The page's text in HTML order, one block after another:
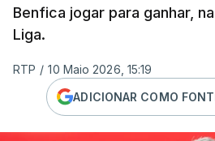
Benfica jogar para ganhar,
Liga.
RTP / 10 Maio 2026, 15:19
ADICIONAR COMO